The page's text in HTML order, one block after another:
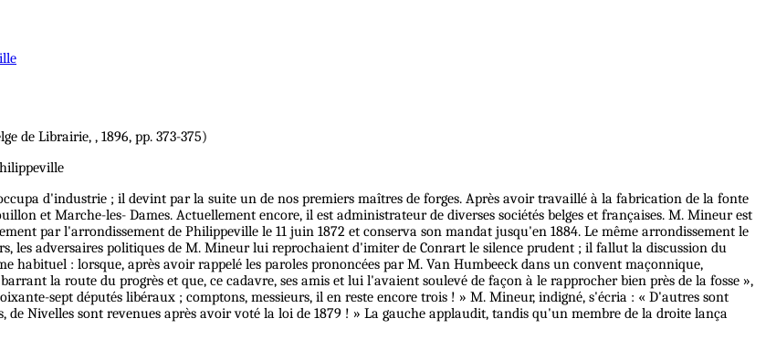
de Librairie, , 1896, pp. 373-375)
d'industrie ; il devint par la suite un de nos premiers maîtres de forges. Après avoir travaillé à la fabrication de la fonte
et Marche-les- Dames. Actuellement encore, il est administrateur de diverses sociétés belges et françaises. M. Mineur est
par l'arrondissement de Philippeville le 11 juin 1872 et conserva son mandat jusqu'en 1884. Le même arrondissement le
les adversaires politiques de M. Mineur lui reprochaient d'imiter de Conrart le silence prudent ; il fallut la discussion du
habituel : lorsque, après avoir rappelé les paroles prononcées par M. Van Humbeeck dans un convent maçonnique,
la route du progrès et que, ce cadavre, ses amis et lui l'avaient soulevé de façon à le rapprocher bien près de la fosse »,
sept députés libéraux ; comptons, messieurs, il en reste encore trois ! » M. Mineur, indigné, s'écria : « D'autres sont
de Nivelles sont revenues après avoir voté la loi de 1879 ! » La gauche applaudit, tandis qu'un membre de la droite lança